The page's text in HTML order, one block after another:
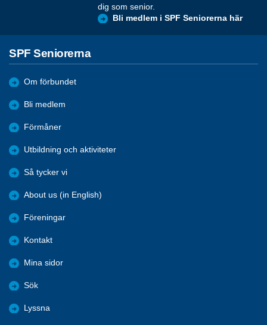
dig som senior.
Bli medlem i SPF Seniorerna här
SPF Seniorerna
Om förbundet
Bli medlem
Förmåner
Utbildning och aktiviteter
Så tycker vi
About us (in English)
Föreningar
Kontakt
Mina sidor
Sök
Lyssna